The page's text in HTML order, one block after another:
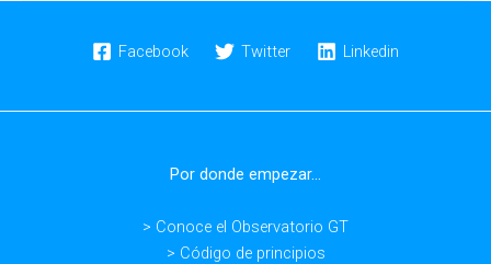
Facebook Twitter Linkedin
Por donde empezar...
> Conoce el Observatorio GT
> Código de principios